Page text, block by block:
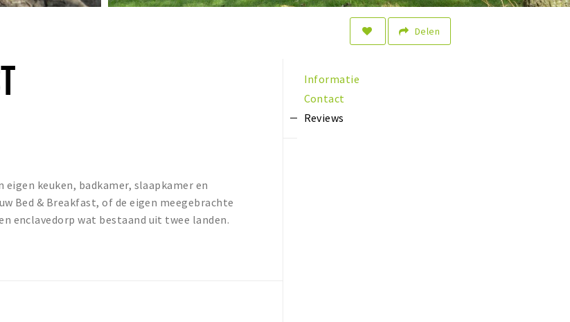
Delen
keuken, badkamer, slaapkamer en
Bed & Breakfast, of de eigen meegebrachte
enclavedorp wat bestaand uit twee landen.
Informatie
Contact
Reviews